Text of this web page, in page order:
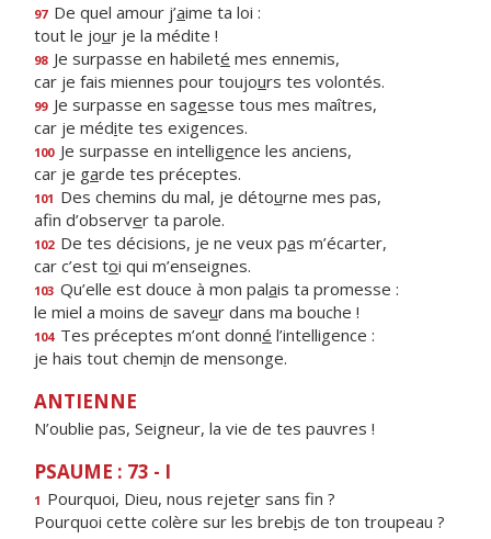
97 De quel amour j’aime ta loi :
tout le jour je la médite !
98 Je surpasse en habileté mes ennemis,
car je fais miennes pour toujours tes volontés.
99 Je surpasse en sagesse tous mes maîtres,
car je médite tes exigences.
100 Je surpasse en intelligence les anciens,
car je garde tes préceptes.
101 Des chemins du mal, je détourne mes pas,
afin d’observer ta parole.
102 De tes décisions, je ne veux pas m’écarter,
car c’est toi qui m’enseignes.
103 Qu’elle est douce à mon palais ta promesse :
le miel a moins de saveur dans ma bouche !
104 Tes préceptes m’ont donné l’intelligence :
je hais tout chemin de mensonge.
ANTIENNE
N’oublie pas, Seigneur, la vie de tes pauvres !
PSAUME : 73 - I
1 Pourquoi, Dieu, nous rejeter sans fin ?
Pourquoi cette colère sur les brebis de ton troupeau ?